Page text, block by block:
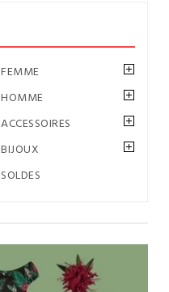
FEMME
HOMME
ACCESSOIRES
BIJOUX
SOLDES